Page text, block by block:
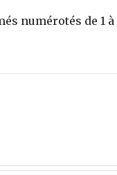
numérotés de 1 à